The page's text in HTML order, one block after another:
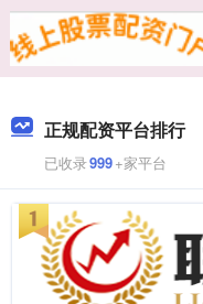
正规配资平台排行
已收录999+家平台